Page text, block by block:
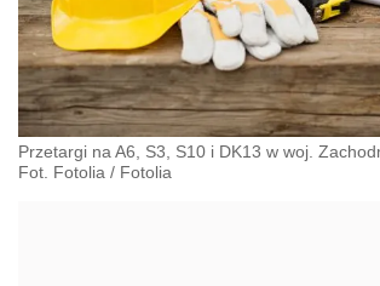
Przetargi na A6, S3, S10 i DK13 w woj.
Fot. Fotolia / Fotolia